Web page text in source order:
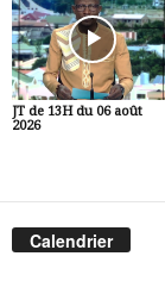
JT de 13H du 06 août
2026
Calendrier